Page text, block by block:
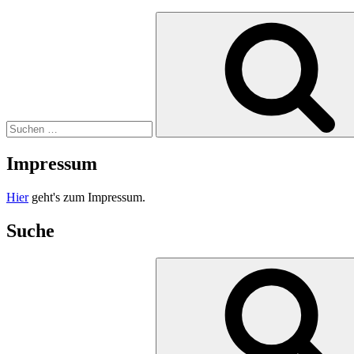
Impressum
Hiergeht's zum Impressum.
Suche